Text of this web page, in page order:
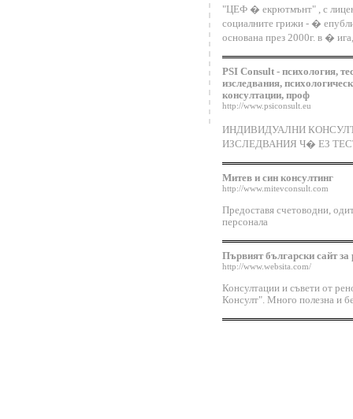
"ЦЕФ � екрютмънт" , с
социалните грижи - �
основана през 2000г. в �
PSI Consult - психология,
изследвания,
консултации, проф
http://www.psiconsult.eu
ИНДИВИДУАЛНИ
ИЗСЛЕДВАНИЯ Ч� ЕЗ
Митев и син консултинг
http://www.mitevconsult.com
Предоставя счетоводни,
персонала
Първият български сайт за
http://www.websita.com/
Консултации и съвети от
Консулт". Много полезна и